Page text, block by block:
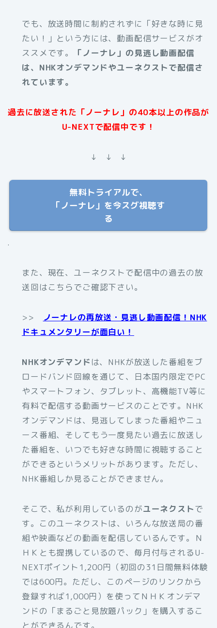
でも、放送時間に制約されずに「好きな時に見
たい！」という方には、動画配信サービスがオ
ススメです。
「ノーナレ」の見逃し動画配信
は、NHKオンデマンドやユーネクストで配信さ
れています。
過去に放送された「ノーナレ」の40本以上の作品が
U-NEXTで配信中です！
↓ ↓ ↓
無料トライアルで、
「ノーナレ」を今スグ視聴す
る
.
また、現在、ユーネクストで配信中の過去の放
送回はこちらでご確認下さい。
>>
ノーナレの再放送・見逃し動画配信！NHK
ドキュメンタリーが面白い！
NHKオンデマンド は、NHKが放送した番組をブ
ロードバンド回線を通じて、日本国内限定でPC
やスマートフォン、タブレット、高機能TV等に
有料で配信する動画サービスのことです。NHK
オンデマンドは、見逃してしまった番組やニュ
ース番組、そしてもう一度見たい過去に放送し
た番組を、いつでも好きな時間に視聴すること
ができるというメリットがあります。ただし、
NHK番組しか見ることができません。
そこで、私が利用しているのがユーネクストで
す。このユーネクストは、いろんな放送局の番
組や映画などの動画を配信しているんです。Ｎ
ＨＫとも提携しているので、毎月付与されるU-
NEXTポイント1,200円（初回の31日間無料体験
では600円。ただし、このページのリンクから
登録すれば1,000円）を使ってＮＨＫオンデマ
ンドの「まるごと見放題パック」を購入するこ
とができるんです。